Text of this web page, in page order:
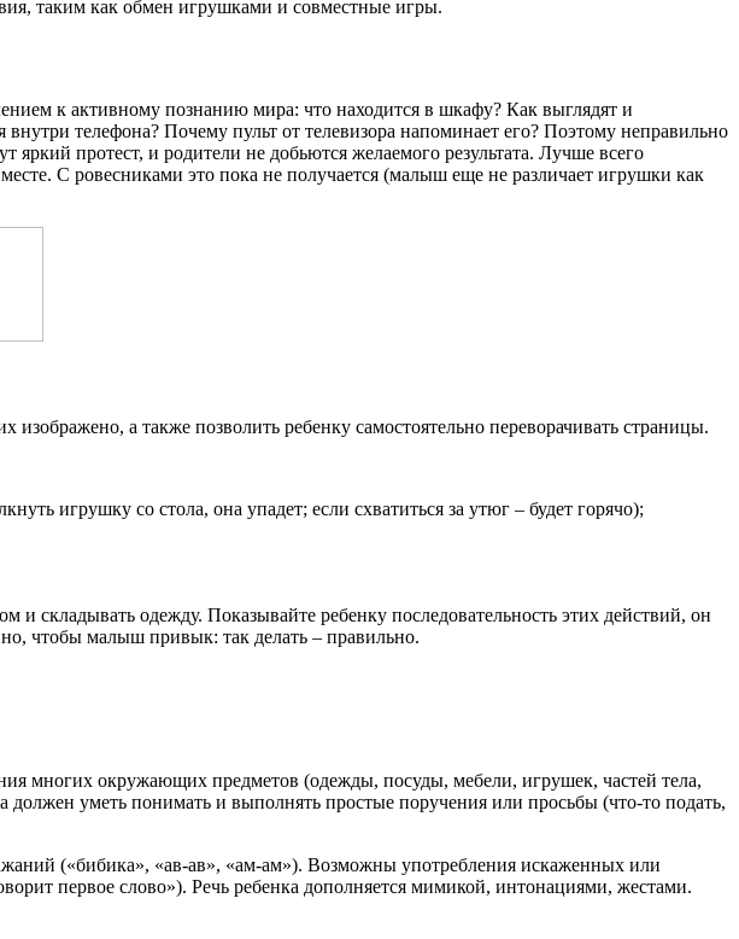
таким как обмен игрушками и совместные игры.
к активному познанию мира: что находится в шкафу? Как выглядят и
телефона? Почему пульт от телевизора напоминает его? Поэтому неправильно
протест, и родители не добьются желаемого результата. Лучше всего
С ровесниками это пока не получается (малыш еще не различает игрушки как
а также позволить ребенку самостоятельно переворачивать страницы.
игрушку со стола, она упадет; если схватиться за утюг – будет горячо);
складывать одежду. Показывайте ребенку последовательность этих действий, он
чтобы малыш привык: так делать – правильно.
многих окружающих предметов (одежды, посуды, мебели, игрушек, частей тела,
уметь понимать и выполнять простые поручения или просьбы (что-то подать,
(«бибика», «ав-ав», «ам-ам»). Возможны употребления искаженных или
первое слово»). Речь ребенка дополняется мимикой, интонациями, жестами.